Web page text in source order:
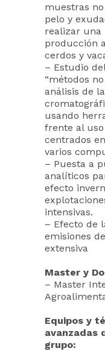
muestras no
pelo y
realizar una
producción
cerdos y
– Estudio
“métodos
análisis de
usando
frente al uso
centrados
varios
– Puesta a
analíticos
efecto
intensivas.
– Efecto de
emisiones
extensiva
Master y
– Master
Equipos y
avanzadas
grupo: